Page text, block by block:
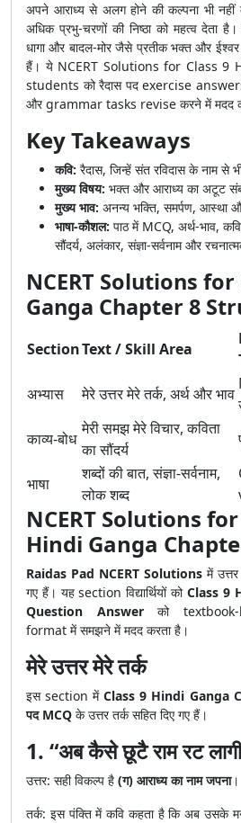
अपने आराध्य से अलग होने की कल्पना भी
अधिक प्रभु-चरणों की निष्ठा को महत्व देता है।
धागा और बादल-मोर जैसे प्रतीक भक्त और
हैं। ये NCERT Solutions for Class 9
students को रैदास पद exercise
और grammar tasks revise करने में मदद
Key Takeaways
कवि: रैदास, जिन्हें संत रविदास के नाम से
मुख्य विषय: भक्त और आराध्य का अटूट
मुख्य भाव: अनन्य भक्ति, समर्पण, आस्था
भाषा-कौशल: पाठ में MCQ, अर्थ-भाव,
सौंदर्य, अलंकार, संज्ञा-सर्वनाम और
NCERT Solutions
Ganga Chapter 8
SectionText / Skill Area
अभ्यास
मेरे उत्तर मेरे तर्क, अर्थ और भाव
काव्य-बोध
मेरी समझ मेरे विचार, कविता
का सौंदर्य
भाषा
शब्दों की बात, संज्ञा-सर्वनाम,
लोक शब्द
NCERT Solutions
Hindi Ganga
Raidas Pad NCERT Solutions में
गए हैं। यह section विद्यार्थियों को Class 9
Question Answerको textbook-
format में समझने में मदद करता है।
मेरे उत्तर मेरे तर्क
इस section मेंClass 9 Hindi Ganga
पद MCQ के उत्तर तर्क सहित दिए गए हैं।
1. “अब कैसे छूटै राम रट
उत्तर: सही विकल्प है (ग) आराध्य का नाम जपना।
तर्क: इस पंक्ति में कवि कहता है कि अब उसके